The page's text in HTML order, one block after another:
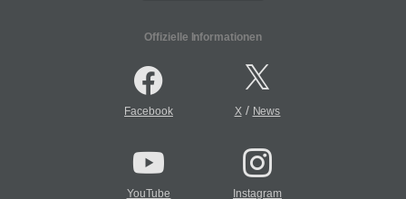
Offizielle Informationen
Facebook X/ News
YouTube Instagram